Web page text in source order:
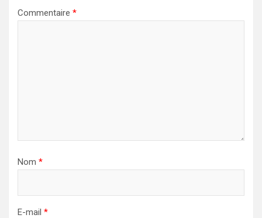
Commentaire *
Nom *
E-mail *